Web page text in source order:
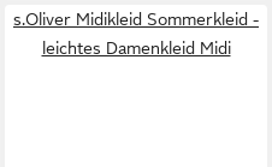
s.Oliver Midikleid Sommerkleid -
leichtes Damenkleid Midi